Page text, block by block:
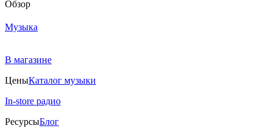
Обзор
Музыка
В магазине
ЦеныКаталог музыки
In-store радио
РесурсыБлог